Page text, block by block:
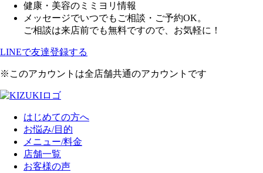
健康・美容のミミヨリ情報
メッセージでいつでもご相談・ご予約OK。
ご相談は来店前でも無料ですので、お気軽に！
LINEで友達登録する
※このアカウントは全店舗共通のアカウントです
はじめての方へ
お悩み/目的
メニュー/料金
店舗一覧
お客様の声